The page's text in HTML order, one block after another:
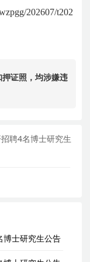
202607/t202
证照，均涉嫌违
聘4名博士研究生
博士研究生公告